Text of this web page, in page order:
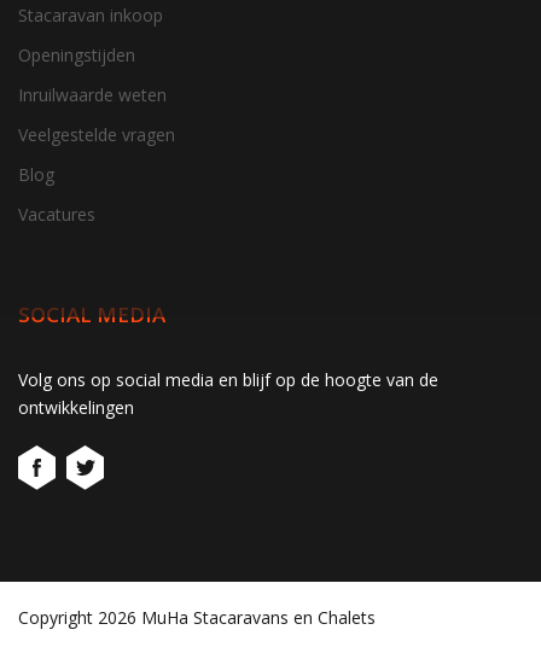
Stacaravan inkoop
Openingstijden
Inruilwaarde weten
Veelgestelde vragen
Blog
Vacatures
SOCIAL MEDIA
Volg ons op social media en blijf op de hoogte van de
ontwikkelingen
Copyright 2026 MuHa Stacaravans en Chalets
window.dataLayer || []; window.dataLayer.push({ 'event':
'consent_update' }); });